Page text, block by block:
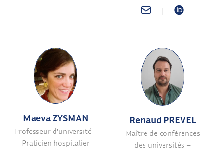
|
Maeva ZYSMAN
Professeur d'université -
Praticien hospitalier
Renaud PREVEL
Maître de conférences
des universités –